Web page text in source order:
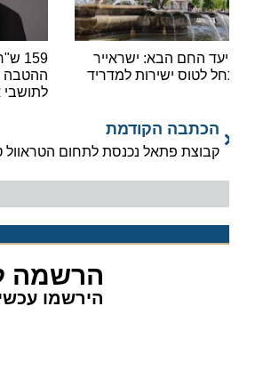
החם הבא: ישראייר
לטוס ישירות למדריד
159 ש"ח
ההטבה
לתושבי
הכתבה הקודמת
קבוצת פתאל נכנסת לתחום הטראוול טק
הרשמה
הירשמו עכשיו